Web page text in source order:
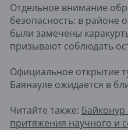
Отдельное внимание
безопасность: в районе
были замечены
призывают соблюдать
Официальное открытие
Баянауле ожидается в
Читайте также:
притяжения научного и